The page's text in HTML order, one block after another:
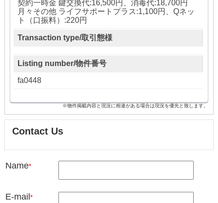
契約一時金 鍵交換代:16,500円、消毒代:18,700円
月々その他 ライフサポートプラス:1,100円、Qネッ
ト（口振料）:220円
Transaction type/取引態様
Listing number/物件番号
fa0448
※物件掲載内容と現況に相違がある場合は現況を優先と致します。
Contact Us
Name*
E-mail *